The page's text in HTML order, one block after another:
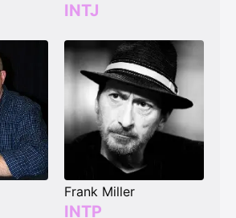
INTJ
Frank Miller
INTP